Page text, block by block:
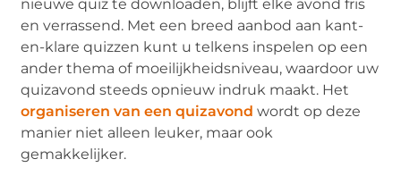
nieuwe quiz te downloaden, blijft elke avond fris
en verrassend. Met een breed aanbod aan kant-
en-klare quizzen kunt u telkens inspelen op een
ander thema of moeilijkheidsniveau, waardoor uw
quizavond steeds opnieuw indruk maakt. Het
organiseren van een quizavond wordt op deze
manier niet alleen leuker, maar ook
gemakkelijker.